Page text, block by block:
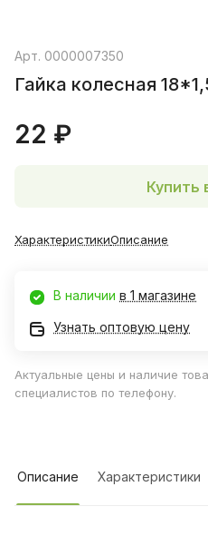
Арт. 0000007350
Гайка колесная
22 ₽
Купить
ХарактеристикиОписание
В наличии в 1 магазине
Узнать оптовую цену
Актуальные цены и наличие
специалистов по телефону.
Описание Характеристики